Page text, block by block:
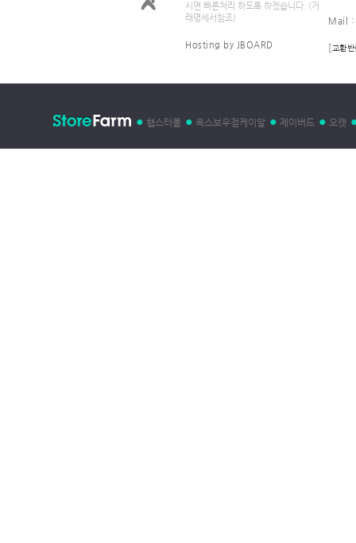
시면 빠른처리 하도록 하겠습니다. (거
래명세서참조)
Hosting by JBOARD
Mail :
[교환
햄스터몰 옥스보우점케이알 제이버드 오캣